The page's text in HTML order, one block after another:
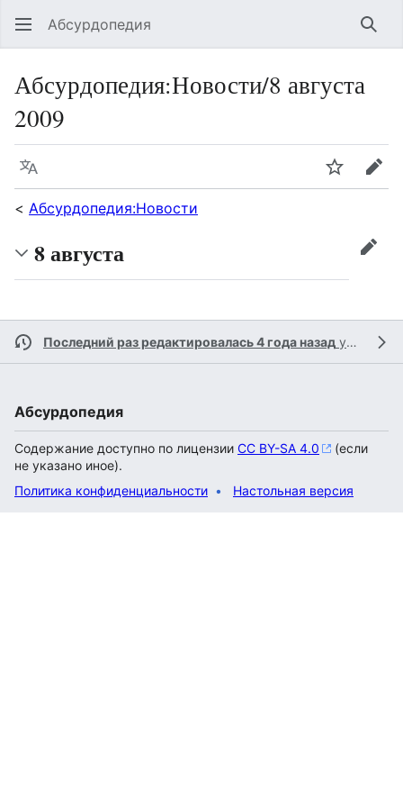
Абсурдопедия
Абсурдопедия:Новости/8 августа
2009
Язык
< Абсурдопедия:Новости
8 августа
Последний раз редактировалась 4 года назад участником
Абсурдопедия
Содержание доступно по лицензии CC BY-SA 4.0
(если
не указано иное).
Политика конфиденциальности
Настольная версия